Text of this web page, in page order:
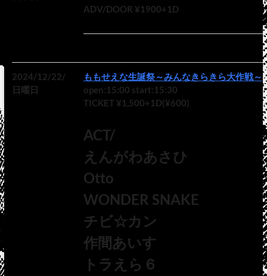
ADV/DOOR ¥1900+1D
2024/12/22/
日曜日
ももせえな生誕祭～みんなきらきら大作戦～
open:15:00 start:15:30
TICKET ¥1,500+1D(¥600)
ACT/
えんがわあさひ
Otto
WONDER SNAKE
チビ☆カン
作間あいす
トラえら６